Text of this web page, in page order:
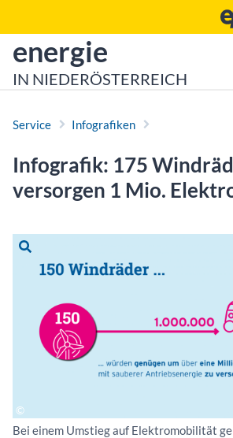
zur Startseite von
energie
IN NIEDERÖSTERREICH
Service Infografiken
Infografik: 175
versorgen 1 Mio.
Bei einem Umstieg auf Elektromobilität